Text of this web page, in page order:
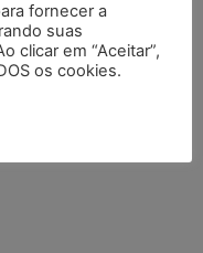
fornecer a
suas
clicar em “Aceitar”,
os cookies.